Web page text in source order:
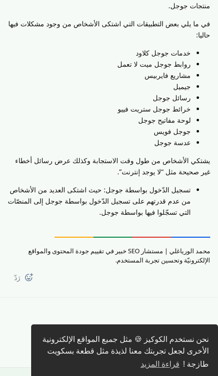
نحن نستخدم الكوكيز 🍪 مثل جميع المواقع الإلكترونية
الأخرى لجعل تجربتك معنا لذيذة مثل قطعة بسكويت
طازجة ! قراءة المزيد
منتجات جوجل.
في ما يلي بعض التطبيقات التي اشتكى الأشخاص من وجود مشكلات فيها
حاليا:
خدمات جوجل كلاود
روابط جوجل ميت لا تعمل
مشاريع فايربيس
جيميل
رسائل جوجل
خرائط جوجل ستريت فييو
لوحة مفاتيح جوجل
جوجل فويس
عدسة جوجل
يشتكي الأشخاص من طول وقت الاستجابة وكذلك عرض رسائل أخطاء
غير صحيحة مثل “لا يوجد إنترنت”.
تسجيل الدّخول بواسطة جوجل: حيث اشتكى العديد من الأشخاص
من عدم قدرتهم على تسجيل الدّخول بواسطة جوجل إلى المنصّات
التي تسجّلوا فيها بواسطة جوجل.
محمد الورياغلي | مستشار SEO خبير في تقييم جودة المحتوى والمواقع
الإلكترونيّة وتحسين تجربة المستخدم.
رَدّ
كتابة رد 🖊️